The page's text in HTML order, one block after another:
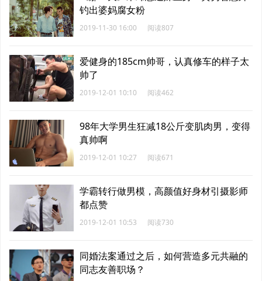
钓出婆妈腐女粉
2019-11-30 16:00 阅读807
爱健身的185cm帅哥，认真修车的样子太
帅了
2019-12-01 10:10 阅读462
98年大学男生狂减18公斤变肌肉男，变得
真帅啊
2019-12-01 10:27 阅读671
学霸转行做男模，高颜值好身材引摄影师
都点赞
2019-12-01 10:53 阅读730
同婚法案通过之后，如何营造多元共融的
同志友善职场？